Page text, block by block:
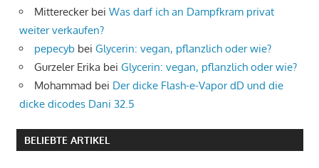
Mittereckerbei Was darf ich an Dampfkram privat
weiter verkaufen?
pepecyb bei Glycerin: vegan, pflanzlich oder wie?
Gurzeler Erika bei Glycerin: vegan, pflanzlich oder wie?
Mohammad bei Der dicke Flash-e-Vapor dD und die
dicke dicodes Dani 32.5
BELIEBTE ARTIKEL